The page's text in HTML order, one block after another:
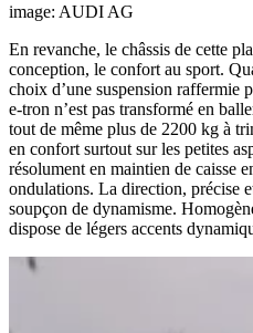
image: AUDI AG
En revanche, le châssis de cette
conception, le confort au sport.
choix d’une suspension raffermie
e-tron n’est pas transformé en
tout de même plus de 2200 kg à
en confort surtout sur les petites
résolument en maintien de caisse
ondulations. La direction, précise
soupçon de dynamisme.
dispose de légers accents